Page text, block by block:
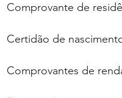
Comprovante de
Certidão de
Comprovantes de